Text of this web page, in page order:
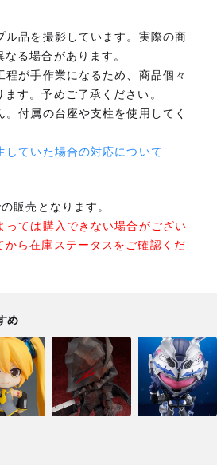
ル品を撮影しています。実際の商
る場合があります。
程が手作業になるため、商品個々
す。予めご了承ください。
。付属の台座や支柱を使用してく
していた場合の対応について
販売となります。
っては購入できない場合がござい
から在庫ステータスをご確認くだ
め